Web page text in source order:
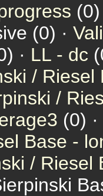
(0) ·
· LL - dc
/ Riesel
/
(0) ·
Base -
/ Riesel